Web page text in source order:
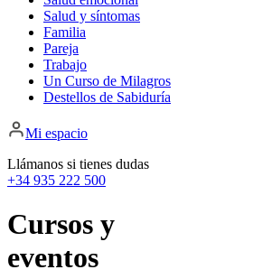
Salud y síntomas
Familia
Pareja
Trabajo
Un Curso de Milagros
Destellos de Sabiduría
Mi espacio
Llámanos si tienes dudas
+34 935 222 500
Cursos y
eventos